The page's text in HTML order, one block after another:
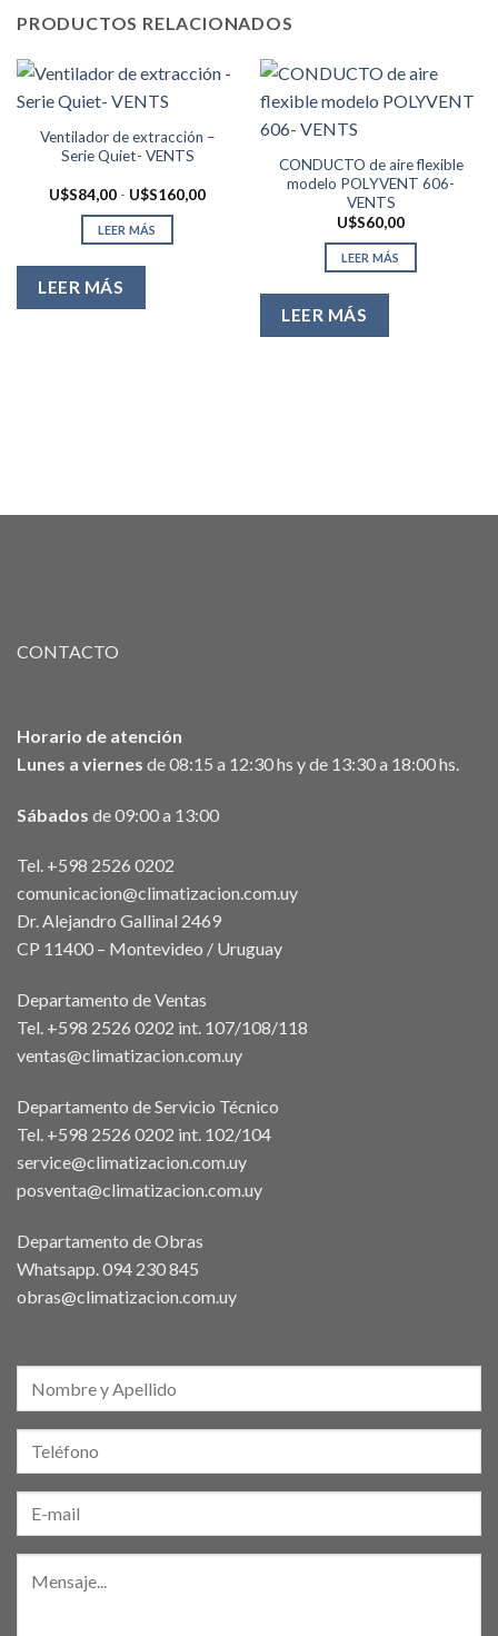
PRODUCTOS RELACIONADOS
Ventilador de extracción –
Serie Quiet- VENTS
U$S84,00 - U$S160,00Rango
LEER MÁS
LEER MÁS
CONDUCTO de aire flexible
modelo POLYVENT 606-
VENTS
U$S60,00
LEER MÁS
LEER MÁS
CONTACTO
Horario de atención
Lunes a viernes de 08:15 a 12:30 hs y de 13:30 a 18:00 hs.
Sábados de 09:00 a 13:00
Tel. +598 2526 0202
comunicacion@climatizacion.com.uy
Dr. Alejandro Gallinal 2469
CP 11400 – Montevideo / Uruguay
Departamento de Ventas
Tel. +598 2526 0202 int. 107/108/118
ventas@climatizacion.com.uy
Departamento de Servicio Técnico
Tel. +598 2526 0202 int. 102/104
service@climatizacion.com.uy
posventa@climatizacion.com.uy
Departamento de Obras
Whatsapp. 094 230 845
obras@climatizacion.com.uy